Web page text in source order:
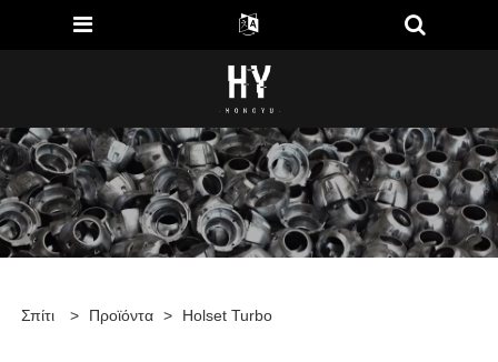
Σπίτι > Προϊόντα > Holset Turbo